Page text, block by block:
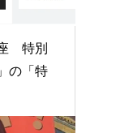
特別
の「特